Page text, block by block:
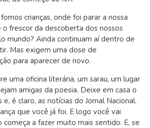
crianças, onde foi parar a nossa
o frescor da descoberta dos nossos
mundo? Ainda continuam aí dentro de
Mas exigem uma dose de
para aparecer de novo.
uma oficina literária, um sarau, um lugar
amigas da poesia. Deixe em casa o
é claro, as notícias do Jornal Nacional.
que você já foi. E logo você vai
a fazer muito mais sentido. E, se